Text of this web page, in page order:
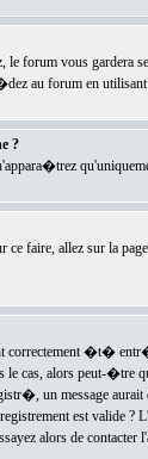
le forum vous
au forum en
?
faire, allez sur la page
correctement �t�
le cas, alors peut-
un message
est valide
alors de contacter